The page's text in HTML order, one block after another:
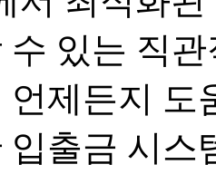
수 있는 직
언제든지 도
입출금 시스